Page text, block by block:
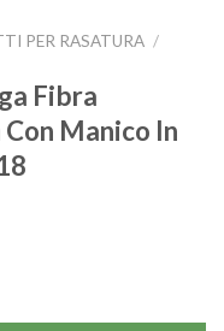
PER RASATURA /
Fibra
Manico In